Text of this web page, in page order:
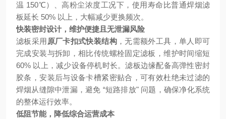
温 150℃）、高粉尘浓度工况下，使用寿命比普通焊烟滤
板延长 50% 以上，大幅减少更换频次。
快装密封设计，维护便捷且无泄漏风险
滤板采用 原厂卡扣式快装结构，无需额外工具，单人即可
完成安装与拆卸，相比传统螺栓固定滤板，维护时间缩短
60% 以上，减少设备停机时长。滤板边缘配备高弹性密封
胶条，安装后与设备卡槽紧密贴合，可有效杜绝未过滤的
焊烟从缝隙中泄漏，避免 “短路排放" 问题，确保净化系统
的整体运行效率。
低阻节能，降低综合运营成本